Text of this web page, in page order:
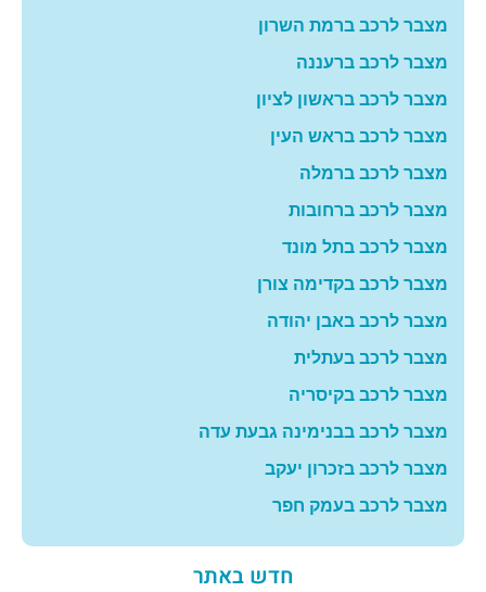
מצבר לרכב ברמת השרון
מצבר לרכב ברעננה
מצבר לרכב בראשון לציון
מצבר לרכב בראש העין
מצבר לרכב ברמלה
מצבר לרכב ברחובות
מצבר לרכב בתל מונד
מצבר לרכב בקדימה צורן
מצבר לרכב באבן יהודה
מצבר לרכב בעתלית
מצבר לרכב בקיסריה
מצבר לרכב בבנימינה גבעת עדה
מצבר לרכב בזכרון יעקב
מצבר לרכב בעמק חפר
חדש באתר